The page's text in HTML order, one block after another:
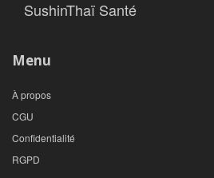
SushinThaï Santé
Menu
À propos
CGU
Confidentialité
RGPD